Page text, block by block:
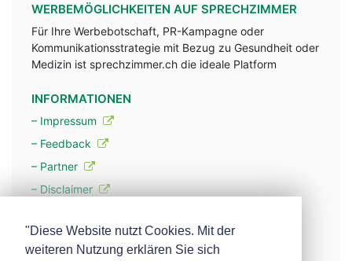
WERBEMÖGLICHKEITEN AUF SPRECHZIMMER
Für Ihre Werbebotschaft, PR-Kampagne oder
Kommunikationsstrategie mit Bezug zu Gesundheit oder
Medizin ist sprechzimmer.ch die ideale Platform
INFORMATIONEN
– Impressum
– Feedback
– Partner
– Disclaimer
– Werbung
"Diese Website nutzt Cookies. Mit der
weiteren Nutzung erklären Sie sich